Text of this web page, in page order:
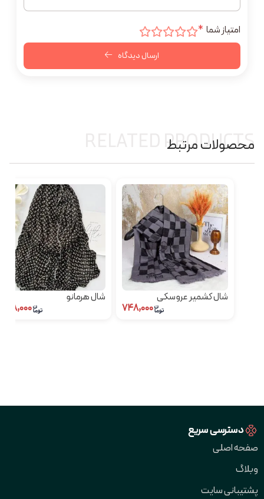
امتیاز شما *
ارسال دیدگاه
محصولات مرتبط
RELATED PRODUCTS
شال کشمیر عروسکی شال هرمانو
دسترسی سریع
صفحه اصلی
وبلاگ
پشتیبانی سایت